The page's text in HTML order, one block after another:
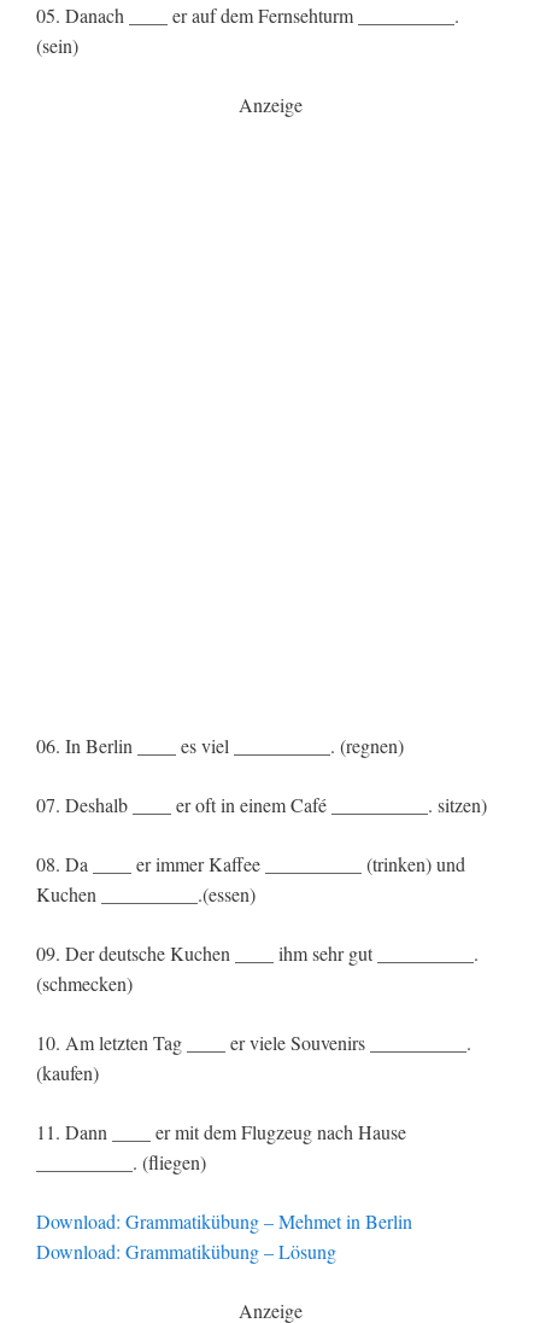
05. Danach ____ er auf dem Fernsehturm __________.
(sein)
Anzeige
06. In Berlin ____ es viel __________. (regnen)
07. Deshalb ____ er oft in einem Café __________. sitzen)
08. Da ____ er immer Kaffee __________ (trinken) und
Kuchen __________.(essen)
09. Der deutsche Kuchen ____ ihm sehr gut __________.
(schmecken)
10. Am letzten Tag ____ er viele Souvenirs __________.
(kaufen)
11. Dann ____ er mit dem Flugzeug nach Hause
__________. (fliegen)
Download: Grammatikübung – Mehmet in Berlin
Download: Grammatikübung – Lösung
Anzeige